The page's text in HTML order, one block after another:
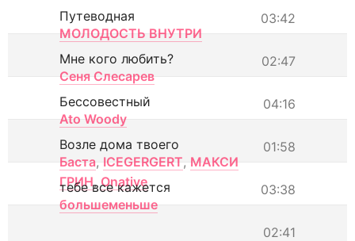
03:42
Путеводная
МОЛОДОСТЬ ВНУТРИ
02:47
Мне кого любить?
Сеня Слесарев
04:16
Бессовестный
Ato Woody
01:58
Возле дома твоего
Баста, ICEGERGERT, МАКСИ
ГРИН, Onative 03:38
тебе все кажется
большеменьше
02:41